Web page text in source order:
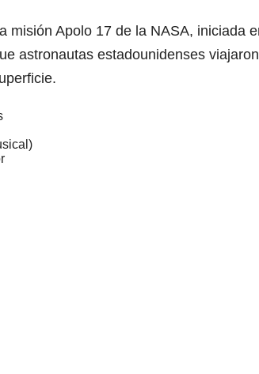
misión Apolo 17 de la NASA, iniciada
astronautas estadounidenses